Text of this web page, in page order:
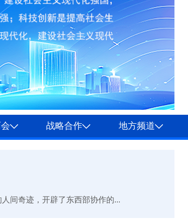
战略合作 地方频道
间奇迹，开辟了东西部协作的...